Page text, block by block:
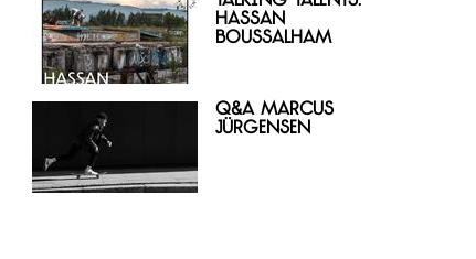
Hassan
Boussalham
Q&A Marcus
Jürgensen